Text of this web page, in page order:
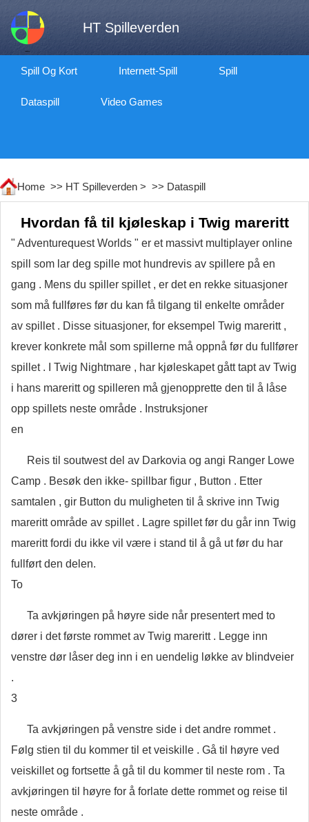
HT Spilleverden
Spill Og Kort Internett-Spill Spill
Dataspill Video Games
Home >> HT Spilleverden > >> Dataspill
Hvordan få til kjøleskap i Twig mareritt
" Adventurequest Worlds " er et massivt multiplayer online
spill som lar deg spille mot hundrevis av spillere på en
gang . Mens du spiller spillet , er det en rekke situasjoner
som må fullføres før du kan få tilgang til enkelte områder
av spillet . Disse situasjoner, for eksempel Twig mareritt ,
krever konkrete mål som spillerne må oppnå før du fullfører
spillet . I Twig Nightmare , har kjøleskapet gått tapt av Twig
i hans mareritt og spilleren må gjenopprette den til å låse
opp spillets neste område . Instruksjoner
en
Reis til soutwest del av Darkovia og angi Ranger Lowe
Camp . Besøk den ikke- spillbar figur , Button . Etter
samtalen , gir Button du muligheten til å skrive inn Twig
mareritt område av spillet . Lagre spillet før du går inn Twig
mareritt fordi du ikke vil være i stand til å gå ut før du har
fullført den delen.
To
Ta avkjøringen på høyre side når presentert med to
dører i det første rommet av Twig mareritt . Legge inn
venstre dør låser deg inn i en uendelig løkke av blindveier
.
3
Ta avkjøringen på venstre side i det andre rommet .
Følg stien til du kommer til et veiskille . Gå til høyre ved
veiskillet og fortsette å gå til du kommer til neste rom . Ta
avkjøringen til høyre for å forlate dette rommet og reise til
neste område .